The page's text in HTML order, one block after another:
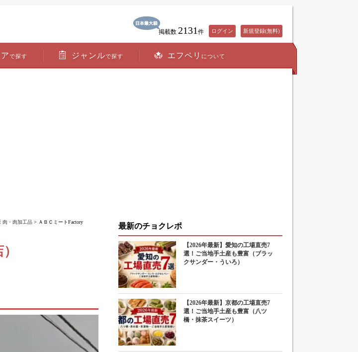
掲載数 2131 件 ログイン 新規登録(無料)
で探す ジャンルで探す エフペリ について
肉・肉加工品 > ＡＢＣミートFactory
最新のチョクレポ
【2026年最新】愛知の工場直売7
選！ご当地手土産も豊富（ブラッ
クサンダー・ういろ）
【2026年最新】京都の工場直売7
選！ご当地手土産も豊富（八ツ
橋・抹茶スイーツ）